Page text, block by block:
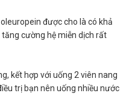
được cho là có khả
cường hệ miễn dịch rất
kết hợp với uống 2 viên nang
trị bạn nên uống nhiều nước